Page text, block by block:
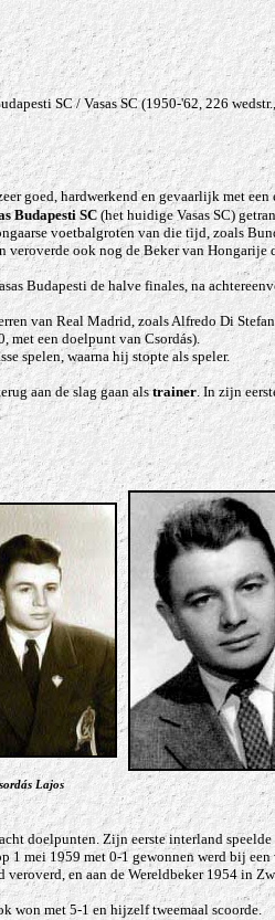
SC / Vasas SC(1950-'62, 226
goed, hardwerkend en gevaarlijk met
Budapesti SC(het huidige Vasas SC)
voetbalgroten van die tijd, zoals
ook nog de Beker van
Budapesti de halve finales, na
van Real Madrid, zoals Alfredo Di
met een doelpunt van Csordás).
spelen, waarna hij stopte als speler.
aan de slag gaan alstrainer. In zijn
Lajos
doelpunten. Zijn eerste interland
mei 1959 met 0-1 gewonnen werd bij
en aan de Wereldbeker 1954 in
won met 5-1 en hijzelf tweemaal scoorde.